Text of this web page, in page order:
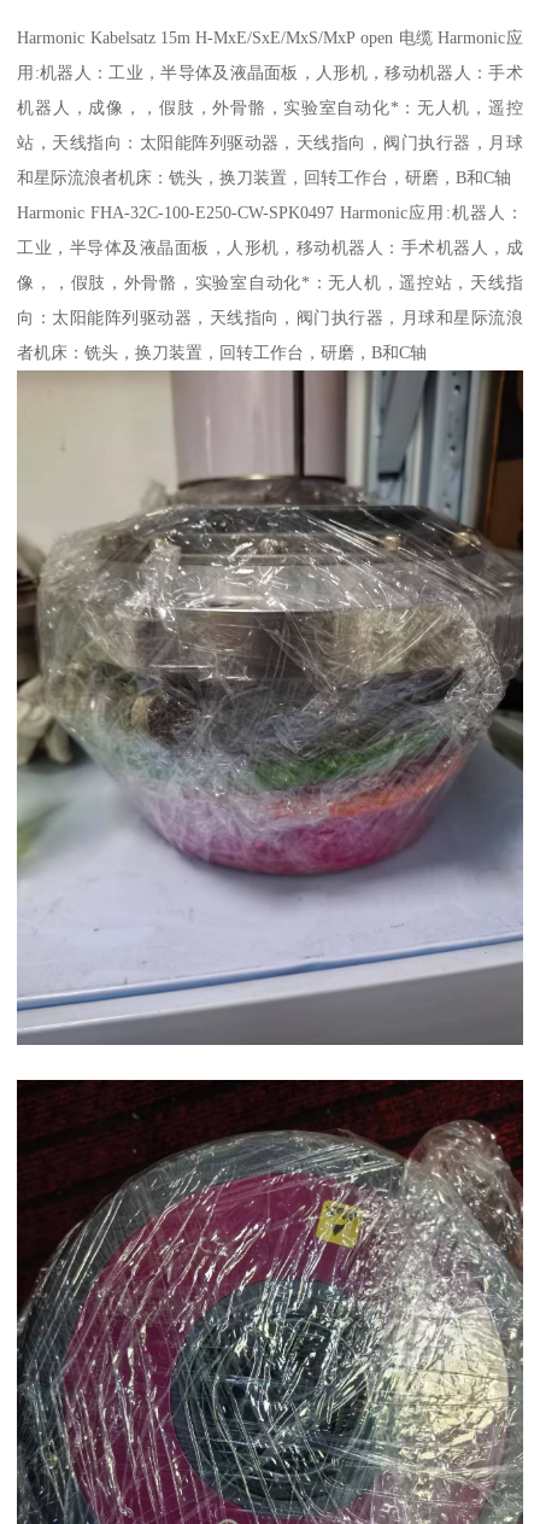
Harmonic Kabelsatz 15m H-MxE/SxE/MxS/MxP open 电缆 Harmonic应
用:机器人：工业，半导体及液晶面板，人形机，移动机器人：手术
机器人，成像，，假肢，外骨骼，实验室自动化*：无人机，遥控
站，天线指向：太阳能阵列驱动器，天线指向，阀门执行器，月球
和星际流浪者机床：铣头，换刀装置，回转工作台，研磨，B和C轴
Harmonic FHA-32C-100-E250-CW-SPK0497 Harmonic应用:机器人：
工业，半导体及液晶面板，人形机，移动机器人：手术机器人，成
像，，假肢，外骨骼，实验室自动化*：无人机，遥控站，天线指
向：太阳能阵列驱动器，天线指向，阀门执行器，月球和星际流浪
者机床：铣头，换刀装置，回转工作台，研磨，B和C轴